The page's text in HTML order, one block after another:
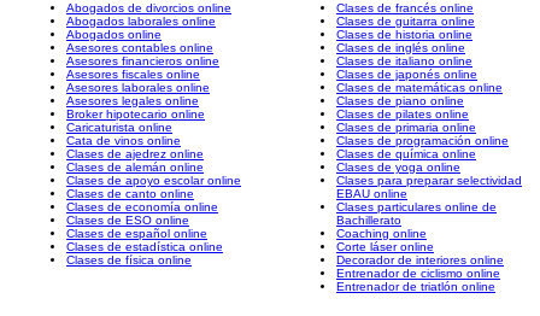
Abogados de divorcios online
Abogados laborales online
Abogados online
Asesores contables online
Asesores financieros online
Asesores fiscales online
Asesores laborales online
Asesores legales online
Broker hipotecario online
Caricaturista online
Cata de vinos online
Clases de ajedrez online
Clases de alemán online
Clases de apoyo escolar online
Clases de canto online
Clases de economía online
Clases de ESO online
Clases de español online
Clases de estadística online
Clases de física online
Clases de francés online
Clases de guitarra online
Clases de historia online
Clases de inglés online
Clases de italiano online
Clases de japonés online
Clases de matemáticas online
Clases de piano online
Clases de pilates online
Clases de primaria online
Clases de programación online
Clases de química online
Clases de yoga online
Clases para preparar selectividad
EBAU online
Clases particulares online de
Bachillerato
Coaching online
Corte láser online
Decorador de interiores online
Entrenador de ciclismo online
Entrenador de triatlón online